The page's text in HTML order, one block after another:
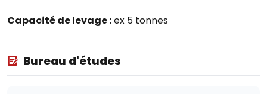
Capacité de levage :ex 5 tonnes
Bureau d'études